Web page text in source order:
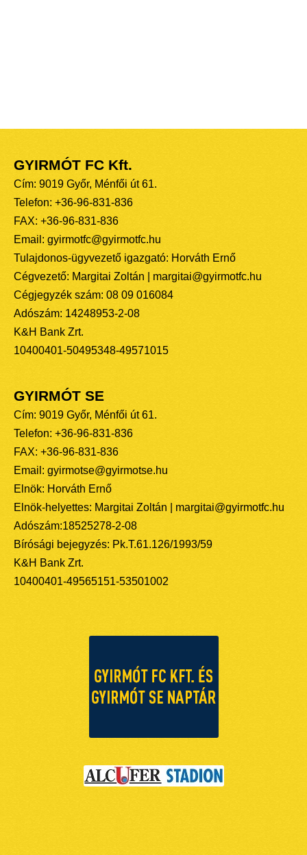
GYIRMÓT FC Kft.
Cím: 9019 Győr, Ménfői út 61.
Telefon: +36-96-831-836
FAX: +36-96-831-836
Email: gyirmotfc@gyirmotfc.hu
Tulajdonos-ügyvezető igazgató: Horváth Ernő
Cégvezető: Margitai Zoltán | margitai@gyirmotfc.hu
Cégjegyzék szám: 08 09 016084
Adószám: 14248953-2-08
K&H Bank Zrt.
10400401-50495348-49571015
GYIRMÓT SE
Cím: 9019 Győr, Ménfői út 61.
Telefon: +36-96-831-836
FAX: +36-96-831-836
Email: gyirmotse@gyirmotse.hu
Elnök: Horváth Ernő
Elnök-helyettes: Margitai Zoltán | margitai@gyirmotfc.hu
Adószám:18525278-2-08
Bírósági bejegyzés: Pk.T.61.126/1993/59
K&H Bank Zrt.
10400401-49565151-53501002